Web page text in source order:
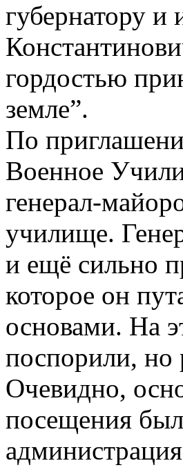
губернатору и
гордостью
земле”.
По
Военное
генерал-
училище.
и ещё сильно
которое он
основами. На
поспорили, но
Очевидно,
посещения